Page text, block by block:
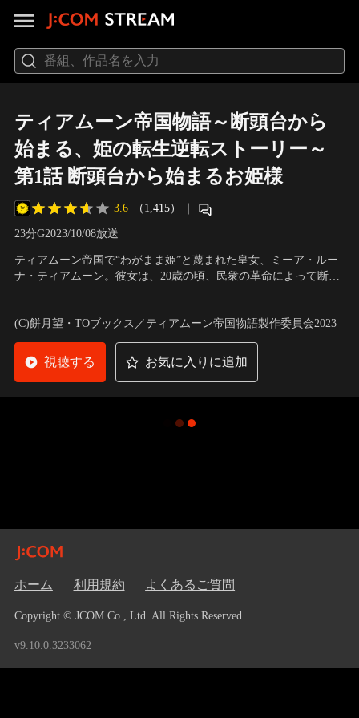
ティアムーン帝国物語～断頭台から
始まる、姫の転生逆転ストーリー～
第1話 断頭台から始まるお姫様
3.6 （1,415） ｜
23分G2023/10/08放送
ティアムーン帝国で“わがまま姫”と蔑まれた皇女、ミーア・ルー
ナ・ティアムーン。彼女は、20歳の頃、民衆の革命によって断頭
いることに安堵の表情を浮かべるミーア。今までの出来事は全て
夢だったと…。
(C)餅月望・TOブックス／ティアムーン帝国物語製作委員会2023
視聴する お気に入りに追加
ホーム 利用規約 よくあるご質問
Copyright © JCOM Co., Ltd. All Rights Reserved.
v9.10.0.3233062